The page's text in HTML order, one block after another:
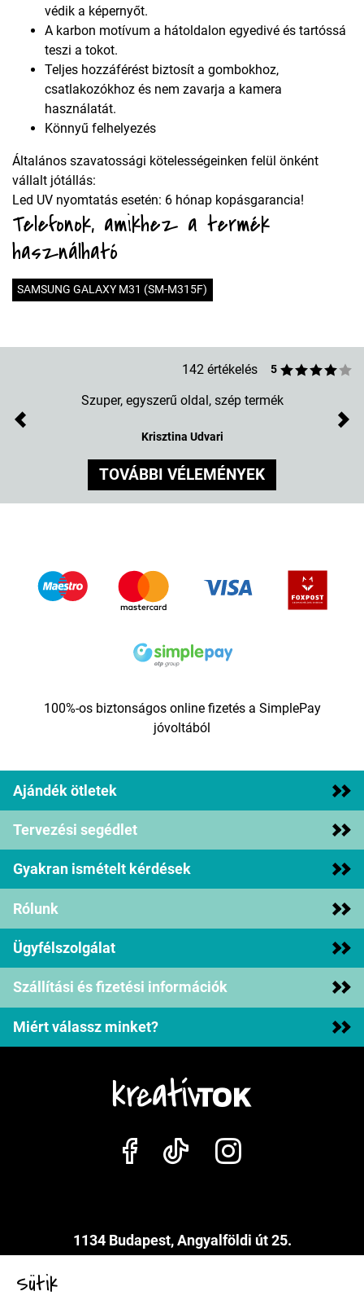
védik a képernyőt.
A karbon motívum a hátoldalon egyedivé és tartóssá
teszi a tokot.
Teljes hozzáférést biztosít a gombokhoz,
csatlakozókhoz és nem zavarja a kamera
használatát.
Könnyű felhelyezés
Általános szavatossági kötelességeinken felül önként
vállalt jótállás:
Led UV nyomtatás esetén: 6 hónap kopásgarancia!
Telefonok, amikhez a termék
használható
SAMSUNG GALAXY M31 (SM-M315F)
142 értékelés 5
Szuper, egyszerű oldal, szép termék
Krisztina Udvari
Previous
TOVÁBBI VÉLEMÉNYEK
100%-os biztonságos online fizetés a SimplePay
jóvoltából
Ajándék ötletek
Tervezési segédlet
Gyakran ismételt kérdések
Rólunk
Ügyfélszolgálat
Szállítási és fizetési információk
Miért válassz minket?
1134 Budapest, Angyalföldi út 25.
Sütik